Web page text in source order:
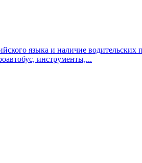
языка и наличие водительских
инструменты,...